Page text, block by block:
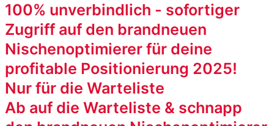
100% unverbindlich - sofortiger
Zugriff auf den brandneuen
Nischenoptimierer für deine
profitable Positionierung 2025!
Nur für die Warteliste
Ab auf die Warteliste & schnapp